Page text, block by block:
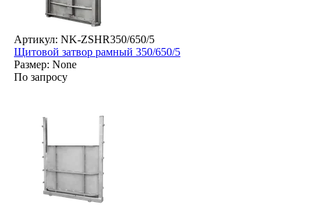
Артикул: NK-ZSHR350/650/5
Щитовой затвор рамный 350/650/5
Размер: None
По запросу